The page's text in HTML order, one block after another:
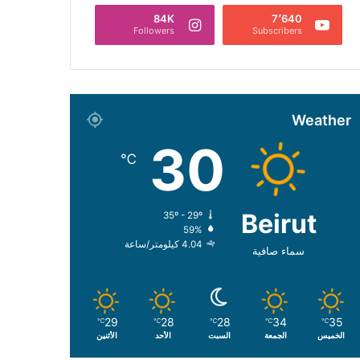
7٬640
Subscribers
84K
Followers
Weather
Beirut
سماء صافية
30
℃
35º - 29º
59%
4.04 كيلومتر/ساعة
35
℃
الخميس
34
℃
الجمعة
28
℃
السبت
28
℃
الأحد
29
℃
الأثنين